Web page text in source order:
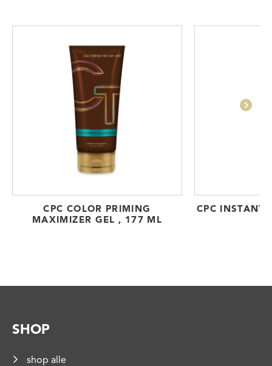
CPC COLOR PRIMING
MAXIMIZER GEL , 177 ML
CPC INSTANT
SHOP
shop alle